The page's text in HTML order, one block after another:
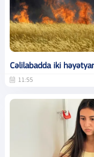
Cəlilabadda iki
11:55